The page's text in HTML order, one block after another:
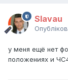
Slavau
у меня ещё нет
положениях и